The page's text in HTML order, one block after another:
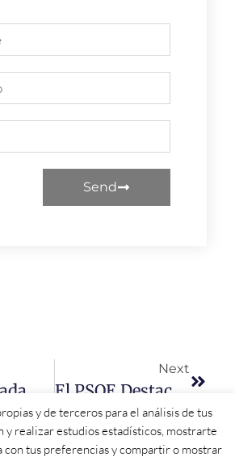
Send
Next
El PSOE Destaca El “gran Aumento” De Efectivos De Guardia Civil Y Policía Nacional En Salamanca
y de terceros para el análisis de tus
y realizar estudios estadísticos, mostrarte
con tus preferencias y compartir o mostrar